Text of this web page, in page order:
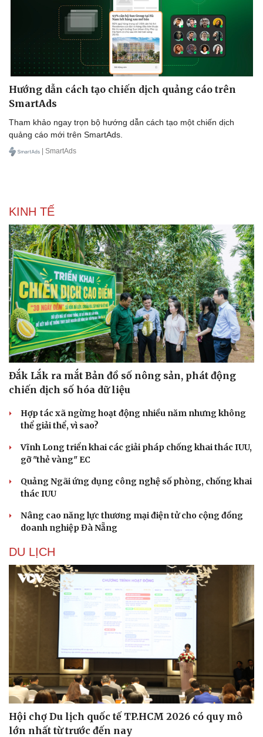
Dinh dưỡng - món ngon
Cây thuốc
Sản phụ khoa
Nhi khoa
Nam khoa
Làm đẹp - giảm cân
Phòng mạch online
Ăn sạch sống khỏe
Blog
Tình yêu - Gia đình
Hướng dẫn cách tạo chiến dịch quảng cáo trên
SmartAds
Tham khảo ngay trọn bộ hướng dẫn cách tạo một chiến dịch
quảng cáo mới trên SmartAds.
| SmartAds
KINH TẾ
Đắk Lắk ra mắt Bản đồ số nông sản, phát động
chiến dịch số hóa dữ liệu
Hợp tác xã ngừng hoạt động nhiều năm nhưng không
thể giải thể, vì sao?
Vĩnh Long triển khai các giải pháp chống khai thác IUU,
gỡ "thẻ vàng" EC
Quảng Ngãi ứng dụng công nghệ số phòng, chống khai
thác IUU
Nâng cao năng lực thương mại điện tử cho cộng đồng
doanh nghiệp Đà Nẵng
DU LỊCH
Hội chợ Du lịch quốc tế TP.HCM 2026 có quy mô
lớn nhất từ trước đến nay